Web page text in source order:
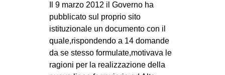
Il 9 marzo 2012 il Governo ha
pubblicato sul proprio sito
istituzionale un documento con il
quale,rispondendo a 14 domande
da se stesso formulate,motivava le
ragioni per la realizzazione della